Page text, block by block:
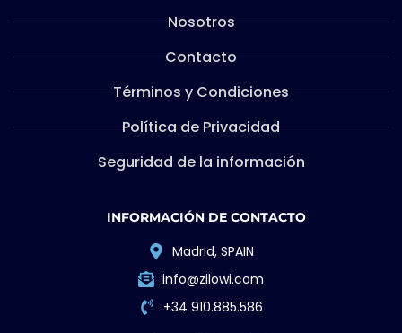
Nosotros
Contacto
Términos y Condiciones
Política de Privacidad
Seguridad de la información
INFORMACIÓN DE CONTACTO
Madrid, SPAIN
info@zilowi.com
+34 910.885.586